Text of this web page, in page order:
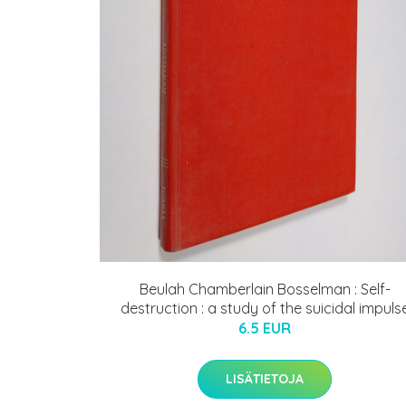
Beulah Chamberlain Bosselman : Self-
destruction : a study of the suicidal
6.5 EUR
LISÄTIETOJA